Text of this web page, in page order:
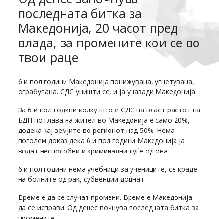
последната битка за
Македонија, 20 часот пред
влада, за промените кои се во
твои раце
6 и пол години Македонија понижувана, угнетувана,
ограбувана. СДС уништи се, и ја уназади Македонија.
За 6 и пол години колку што е СДС на власт растот на
БДП по глава на жител во Македонија е само 20%,
додека кај земјите во регионот над 50%. Нема
поголем доказ дека 6 и пол години Македонија ја
водат неспособни и криминални луѓе од ова.
6 и пол години нема учебници за учениците, се краде
на болните од рак, субвенции доцнат.
Време е да се случат промени. Време е Македонија
да се исправи. Од денес почнува последната битка за